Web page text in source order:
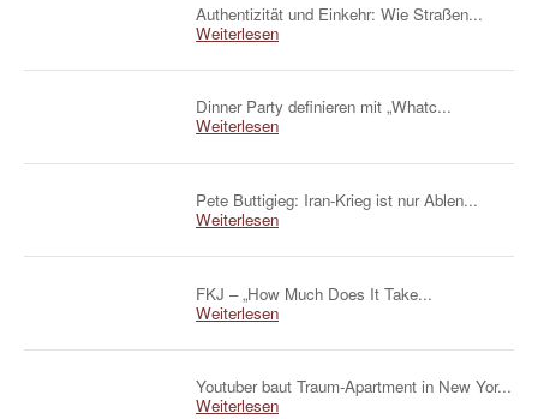
Authentizität und Einkehr: Wie Straßen...
Weiterlesen
Dinner Party definieren mit „Whatc...
Weiterlesen
Pete Buttigieg: Iran-Krieg ist nur Ablen...
Weiterlesen
FKJ – „How Much Does It Take...
Weiterlesen
Youtuber baut Traum-Apartment in New Yor...
Weiterlesen